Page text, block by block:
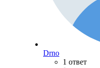
Drno
1 ответ